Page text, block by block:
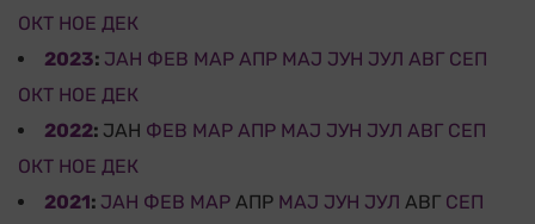
ОКТ НОЕ ДЕК
2023: ЈАН ФЕВ МАР АПР МАЈ ЈУН ЈУЛ АВГ СЕП
ОКТ НОЕ ДЕК
2022: ЈАН ФЕВ МАР АПР МАЈ ЈУН ЈУЛ АВГ СЕП
ОКТ НОЕ ДЕК
2021: ЈАН ФЕВ МАР АПР МАЈ ЈУН ЈУЛ АВГ СЕП